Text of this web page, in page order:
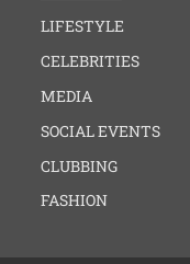
LIFESTYLE
CELEBRITIES
MEDIA
SOCIAL EVENTS
CLUBBING
FASHION